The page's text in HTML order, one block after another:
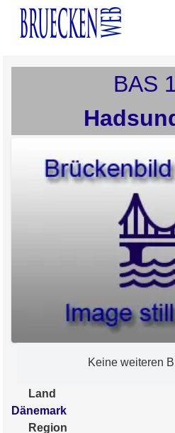
BAS
Keine weiteren
Land
Dänemark
Region